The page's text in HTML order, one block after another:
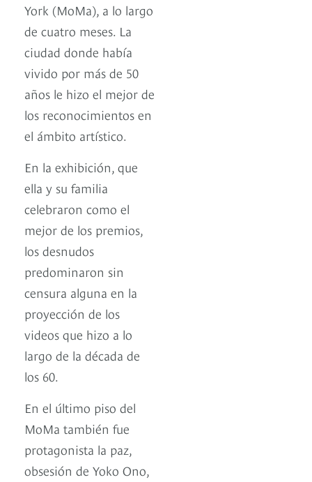
York (MoMa), a lo largo
de cuatro meses. La
ciudad donde había
vivido por más de 50
años le hizo el mejor de
los reconocimientos en
el ámbito artístico.
En la exhibición, que
ella y su familia
celebraron como el
mejor de los premios,
los desnudos
predominaron sin
censura alguna en la
proyección de los
videos que hizo a lo
largo de la década de
los 60.
En el último piso del
MoMa también fue
protagonista la paz,
obsesión de Yoko Ono,